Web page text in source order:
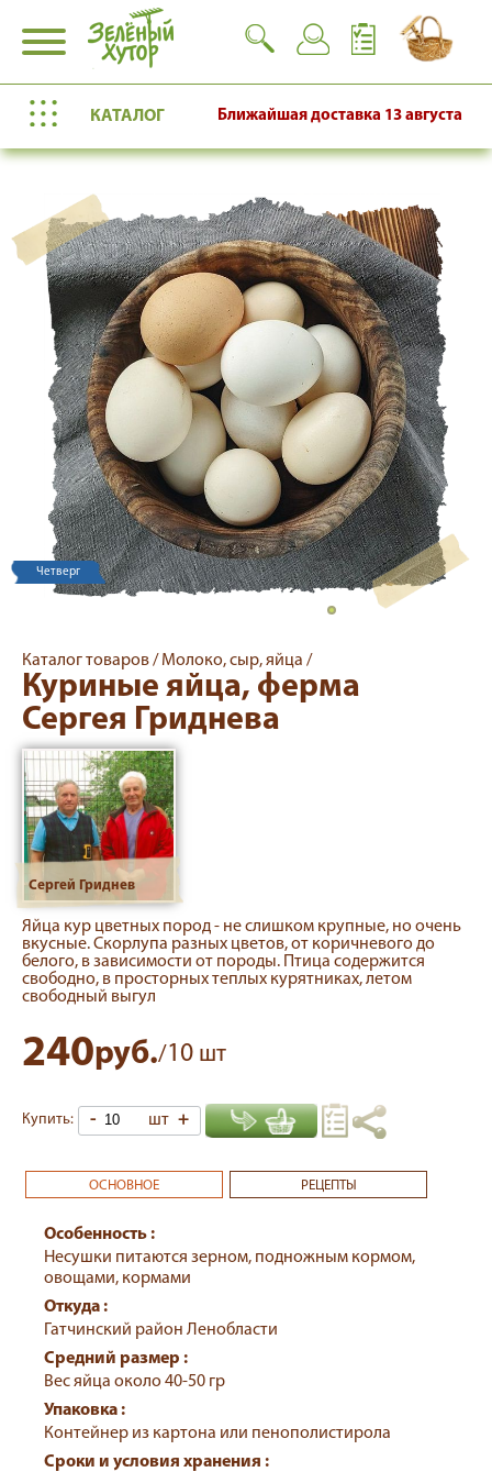
КАТАЛОГ Ближайшая доставка 13 августа
Четверг
Каталог товаров / Молоко, сыр, яйца /
Куриные яйца, ферма
Сергея Гриднева
Сергей Гриднев
Яйца кур цветных пород - не слишком крупные, но очень
вкусные. Скорлупа разных цветов, от коричневого до
белого, в зависимости от породы. Птица содержится
свободно, в просторных теплых курятниках, летом
свободный выгул
240руб./10 шт
Купить: - шт +
ОСНОВНОЕ РЕЦЕПТЫ
Особенность :
Несушки питаются зерном, подножным кормом,
овощами, кормами
Откуда :
Гатчинский район Ленобласти
Средний размер :
Вес яйца около 40-50 гр
Упаковка :
Контейнер из картона или пенополистирола
Сроки и условия хранения :